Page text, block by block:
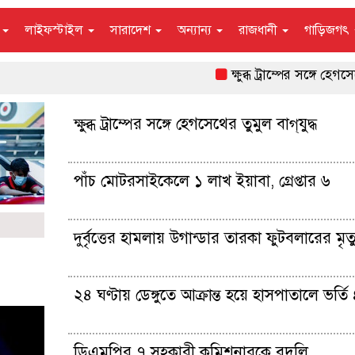
লাইফস্টাইল সারাদেশ অন্যান্য রাজধানী গাড়িজগৎ
ক্ষুব্ধ ট্রাম্পের সঙ্গে হেগসেথের
ক্ষুব্ধ ট্রাম্পের সঙ্গে হেগসেথের তুমুল বাগ্‌যুদ্ধ
পাঁচ মোটরসাইকেলে ১ লাখ ইয়াবা, গ্রেপ্তার ৬
দুর্বৃত্তের হামলায় উগান্ডার তারকা ফুটবলারের
২৪ ঘণ্টায় ডেঙ্গুতে আক্রান্ত হয়ে হাসপাতালে